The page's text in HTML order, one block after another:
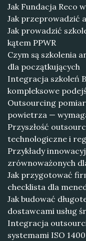
Jak Fundacja Reco
Jak przeprowadzić
Jak prowadzić
kątem PPWR
Czym są szkolenia
dla początkujących
Integracja szkoleń
kompleksowe
Outsourcing
powietrza —
Przyszłość
technologiczne i
Przykłady
zrównoważonych
Jak przygotować
checklista dla
Jak budować
dostawcami usług
Integracja
systemami ISO